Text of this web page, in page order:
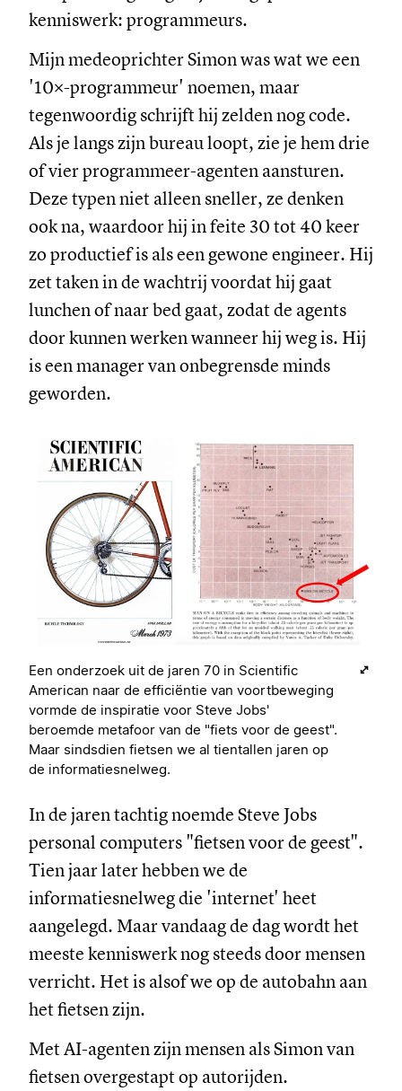
kenniswerk: programmeurs.
Mijn medeoprichter Simon was wat we een
'10×-programmeur' noemen, maar
tegenwoordig schrijft hij zelden nog code.
Als je langs zijn bureau loopt, zie je hem drie
of vier programmeer-agenten aansturen.
Deze typen niet alleen sneller, ze denken
ook na, waardoor hij in feite 30 tot 40 keer
zo productief is als een gewone engineer. Hij
zet taken in de wachtrij voordat hij gaat
lunchen of naar bed gaat, zodat de agents
door kunnen werken wanneer hij weg is. Hij
is een manager van onbegrensde minds
geworden.
Een onderzoek uit de jaren 70 in Scientific
American naar de efficiëntie van voortbeweging
vormde de inspiratie voor Steve Jobs'
beroemde metafoor van de "fiets voor de geest".
Maar sindsdien fietsen we al tientallen jaren op
de informatiesnelweg.
In de jaren tachtig noemde Steve Jobs
personal computers "fietsen voor de geest".
Tien jaar later hebben we de
informatiesnelweg die 'internet' heet
aangelegd. Maar vandaag de dag wordt het
meeste kenniswerk nog steeds door mensen
verricht. Het is alsof we op de autobahn aan
het fietsen zijn.
Met AI-agenten zijn mensen als Simon van
fietsen overgestapt op autorijden.